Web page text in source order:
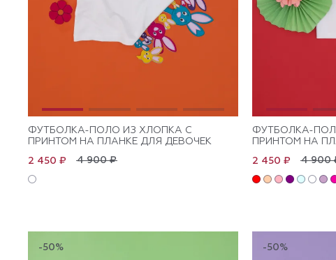
ФУТБОЛКА-ПОЛО ИЗ ХЛОПКА C
ПРИНТОМ НА ПЛАНКЕ ДЛЯ ДЕВОЧЕК
4 900 ₽
2 450 ₽
ФУТБОЛКА-
ПРИНТОМ НА
4 900
2 450 ₽
-50% -50%